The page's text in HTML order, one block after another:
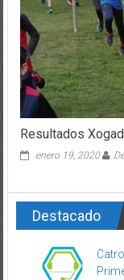
Resultados
enero 19, 2020
Destacado